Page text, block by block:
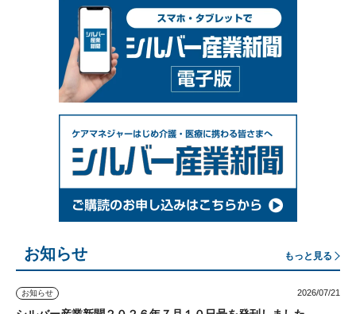
お知らせ もっと見る
お知らせ 2026/07/21